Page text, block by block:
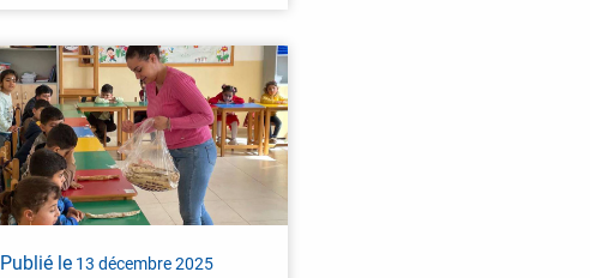
Publié le13 décembre 2025